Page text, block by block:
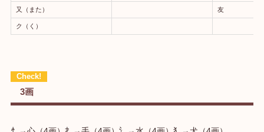
又（また） 友
ク（く）
3画